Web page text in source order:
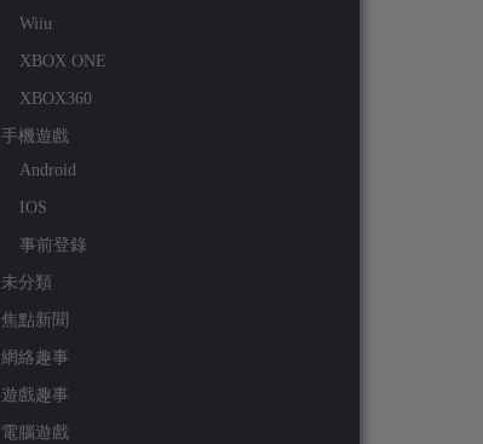
Wiiu
XBOX ONE
XBOX360
手機遊戲
Android
IOS
事前登錄
未分類
焦點新聞
網絡趣事
遊戲趣事
電腦遊戲